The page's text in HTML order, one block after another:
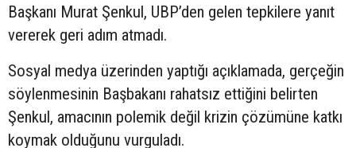
Başkanı Murat Şenkul, UBP’den gelen tepkilere yanıt
vererek geri adım atmadı.
Sosyal medya üzerinden yaptığı açıklamada, gerçeğin
söylenmesinin Başbakanı rahatsız ettiğini belirten
Şenkul, amacının polemik değil krizin çözümüne katkı
koymak olduğunu vurguladı.